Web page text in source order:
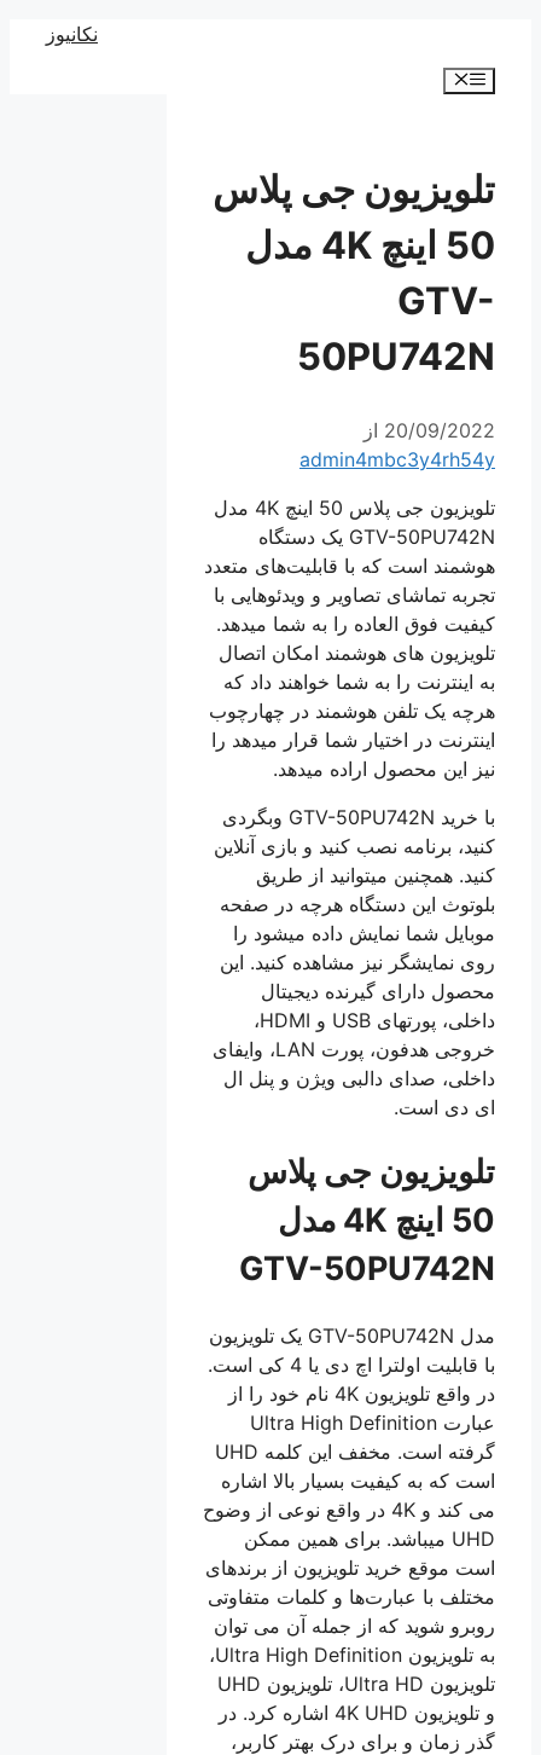
نکانیوز
فهرست
تلویزیون جی پلاس
50 اینچ 4K مدل
GTV-
50PU742N
20/09/2022 از
admin4mbc3y4rh54y
تلویزیون جی پلاس 50 اینچ 4K مدل
GTV-50PU742N یک دستگاه
هوشمند است که با قابلیت‌های متعدد
تجربه تماشای تصاویر و ویدئوهایی با
کیفیت فوق العاده را به شما میدهد.
تلویزیون های هوشمند امکان اتصال
به اینترنت را به شما خواهند داد که
هرچه یک تلفن هوشمند در چهارچوب
اینترنت در اختیار شما قرار میدهد را
نیز این محصول اراده میدهد.
با خرید GTV-50PU742N وبگردی
کنید، برنامه نصب کنید و بازی آنلاین
کنید. همچنین میتوانید از طریق
بلوتوث این دستگاه هرچه در صفحه
موبایل شما نمایش داده میشود را
روی نمایشگر نیز مشاهده کنید. این
محصول دارای گیرنده دیجیتال
داخلی، پورتهای USB و HDMI،
خروجی هدفون، پورت LAN، وایفای
داخلی، صدای دالبی ویژن و پنل ال
ای دی است.
تلویزیون جی پلاس
50 اینچ 4K مدل
GTV-50PU742N
مدل GTV-50PU742N یک تلویزیون
با قابلیت اولترا اچ دی یا 4 کی است.
در واقع تلویزیون 4K نام خود را از
عبارت Ultra High Definition
گرفته است. مخفف این کلمه UHD
است که به کیفیت بسیار بالا اشاره
می کند و 4K در واقع نوعی از وضوح
UHD میباشد. برای همین ممکن
است موقع خرید تلویزیون از برندهای
مختلف با عبارت‌ها و کلمات متفاوتی
روبرو شوید که از جمله آن می توان
به تلویزیون Ultra High Definition،
تلویزیون Ultra HD، تلویزیون UHD
و تلویزیون 4K UHD اشاره کرد. در
گذر زمان و برای درک بهتر کاربر،